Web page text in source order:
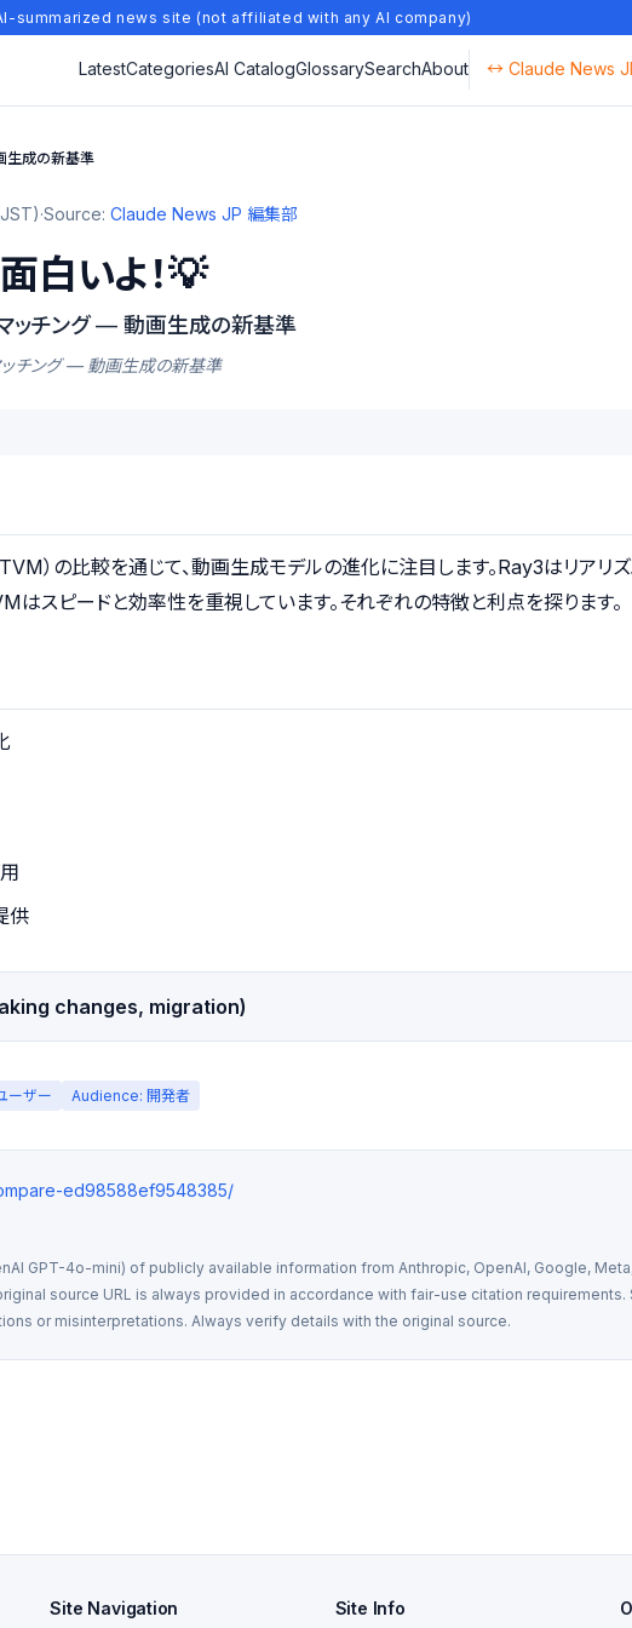
summarized news site (not affiliated with any AI company)
LatestCategoriesAI CatalogGlossarySearchAbout ↔ Claude News
生成の新基準
·Source:Claude News JP 編集部
白いよ！💡
ッチング — 動画生成の新基準
ッチング — 動画生成の新基準
）の比較を通じて、動画生成モデルの進化に注目します。Ray3はリアリ
スピードと効率性を重視しています。それぞれの特徴と利点を探ります。
供
changes, migration)
ーザー Audience: 開発者
ed98588ef9548385/
GPT-4o-mini) of publicly available information from Anthropic, OpenAI, Google,
source URL is always provided in accordance with fair-use citation requirements.
or misinterpretations. Always verify details with the original source.
Site Navigation Site Info